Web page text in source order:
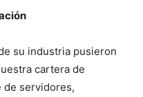
su industria pusieron
cartera de
de servidores,